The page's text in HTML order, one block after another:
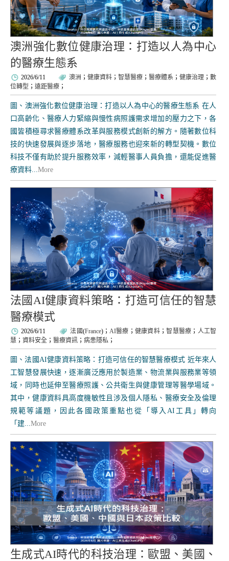
澳洲強化數位健康治理：打造以人為中心
的醫療生態系
2026/6/11 澳洲 ；健康資料 ；智慧醫療 ；醫療體系 ；健康治理 ；數
位轉型 ； 遠距醫療 ；
圖、澳洲強化數位健康治理：打造以人為中心的醫療生態系 在人
口高齡化、醫療人力緊縮與慢性病照護需求增加的壓力之下，各
國皆積極尋求醫療體系改革與服務模式創新的解方。隨著數位科
技的快速發展與逐步落地，醫療服務也迎來新的轉型契機。數位
科技不僅有助於提升服務效率，減輕醫事人員負擔，還能促進醫
療資料...More
法國AI健康資料策略：打造可信任的智慧
醫療模式
2026/6/11 法國(France)； AI醫療 ； 健康資料 ；智慧醫療 ； 人工智
慧 ； 資料安全 ； 醫療資訊 ； 病患隱私 ；
圖、法國AI健康資料策略：打造可信任的智慧醫療模式 近年來人
工智慧發展快速，逐漸廣泛應用於製造業、物流業與服務業等領
域，同時也延伸至醫療照護、公共衛生與健康管理等醫學場域。
其中，健康資料具高度機敏性且涉及個人隱私、醫療安全及倫理
規範等議題，因此各國政策重點也從「導入AI工具」轉向
「建...More
生成式AI時代的科技治理：歐盟、美國、